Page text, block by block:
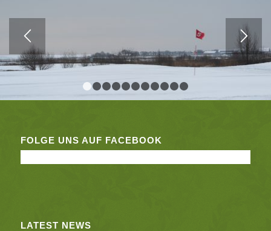
1 2 3 4 5 10 11
FOLGE UNS AUF FACEBOOK
LATEST NEWS